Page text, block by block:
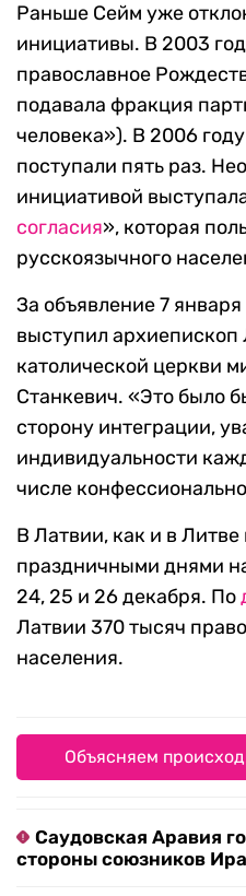
Раньше Сейм уже
инициативы. В 2003
православное
подавала фракция
человека»). В 2006
поступали пять раз.
инициативой
согласия», которая
русскоязычного
За объявление 7
выступил
католической церкви
Станкевич. «Это было
сторону интеграции,
индивидуальности
числе
В Латвии, как и в
праздничными днями
24, 25 и 26 декабря. По
Латвии 370 тысяч
населения.
Объясняем
Саудовская Аравия
стороны союзников